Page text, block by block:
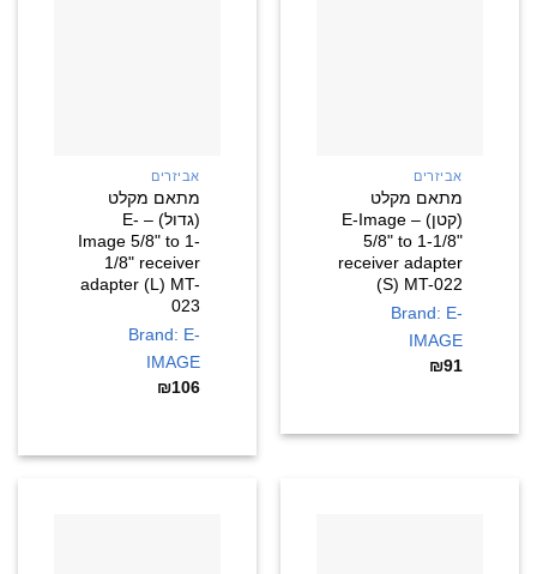
אביזרים
מתאם מקלט
(קטן) – E-Image
5/8" to 1-1/8"
receiver adapter
(S) MT-022
Brand: E-
IMAGE
₪91
אביזרים
מתאם מקלט
(גדול) – E-
Image 5/8" to 1-
1/8" receiver
adapter (L) MT-
023
Brand: E-
IMAGE
₪106